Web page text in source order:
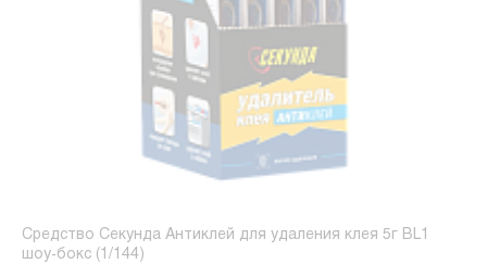
Средство Секунда Антиклей для удаления клея 5г BL1
шоу-бокс (1/144)